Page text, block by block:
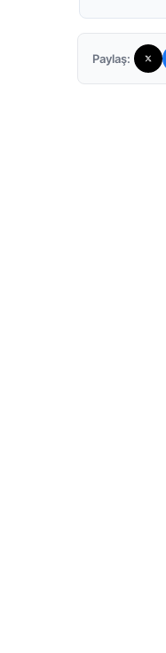
Paylaş: